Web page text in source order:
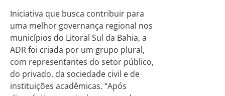
Iniciativa que busca contribuir para
uma melhor governança regional nos
municípios do Litoral Sul da Bahia, a
ADR foi criada por um grupo plural,
com representantes do setor público,
do privado, da sociedade civil e de
instituições acadêmicas. “Após